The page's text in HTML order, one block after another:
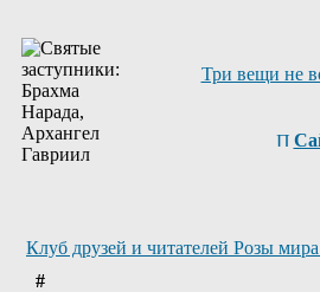
Три вещи не
Клуб друзей и читателей Розы
#